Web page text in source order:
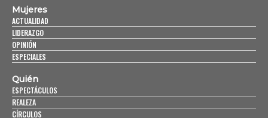
Mujeres
ACTUALIDAD
LIDERAZGO
OPINIÓN
ESPECIALES
Quién
ESPECTÁCULOS
REALEZA
CÍRCULOS